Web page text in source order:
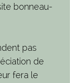
bonneau-
pas
de
fera le